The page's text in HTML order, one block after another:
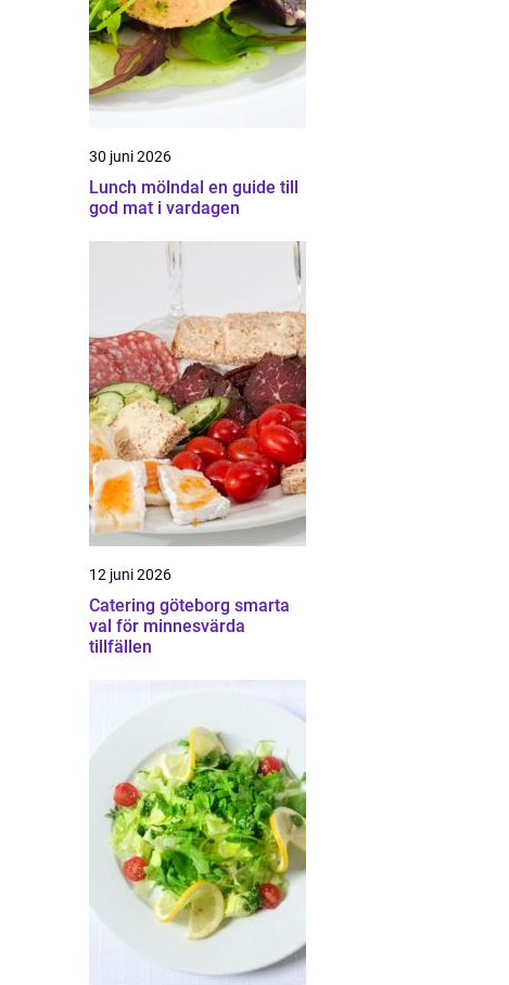
30 juni 2026
Lunch mölndal en guide till
god mat i vardagen
12 juni 2026
Catering göteborg smarta
val för minnesvärda
tillfällen